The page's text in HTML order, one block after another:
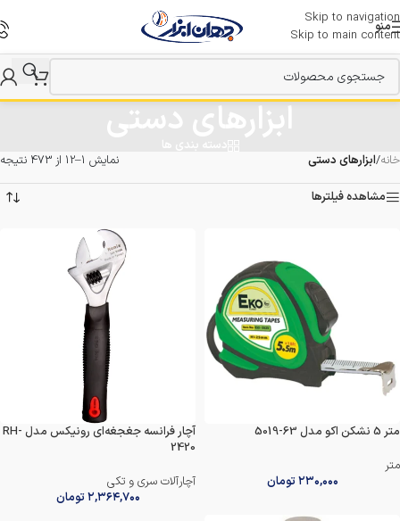
Skip to navigation
Skip to main content
منو
ابزارهای دستی
خانه/ابزارهای دستی نمایش 1–12 از 473 نتیجه
مشاهده فیلترها
متر 5 نشکن اکو مدل 63-5019
متر
۲۳۰,۰۰۰تومان
آچار فرانسه جغجغه‌ای رونیکس مدل RH-
2420
آچارآلات سری و تکی
۲,۳۶۴,۷۰۰تومان